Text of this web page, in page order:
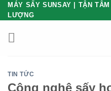
Bỏ
qua
nội
dung
MÁY SẤY SUNSAY | TẬN
LƯỢNG
TIN TỨC
Công nghệ sấy